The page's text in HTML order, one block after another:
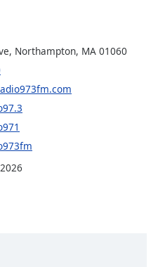
Northampton, MA 01060